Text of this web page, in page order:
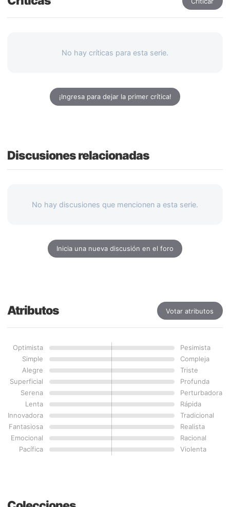
No hay críticas para esta serie.
¡Ingresa para dejar la primer crítica!
Discusiones relacionadas
No hay discusiones que mencionen a esta serie.
Inicia una nueva discusión en el foro
Atributos Votar atributos
Optimista
Pesimista
Simple
Compleja
Alegre
Triste
Superficial
Profunda
Serena
Perturbadora
Lenta
Rápida
Innovadora
Tradicional
Fantasiosa
Realista
Emocional
Racional
Pacífica
Violenta